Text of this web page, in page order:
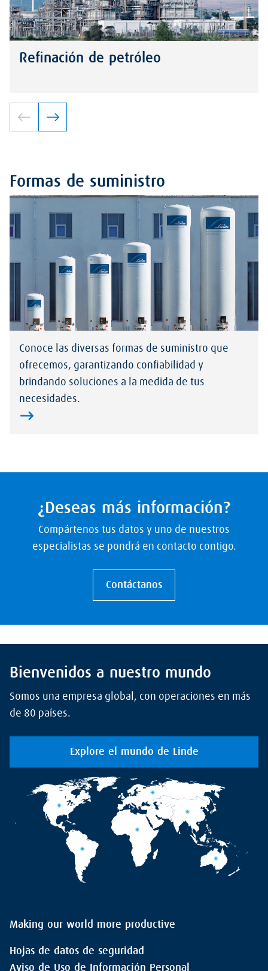
Refinación de petróleo
Formas de suministro
Conoce las diversas formas de suministro que
ofrecemos, garantizando confiabilidad y
brindando soluciones a la medida de tus
necesidades.
¿Deseas más información?
Compártenos tus datos y uno de nuestros
especialistas se pondrá en contacto contigo.
Contáctanos
Bienvenidos a nuestro mundo
Somos una empresa global, con operaciones en más
de 80 países.
Explore el mundo de Linde
Making our world more productive
Hojas de datos de seguridad
Aviso de Uso de Información Personal